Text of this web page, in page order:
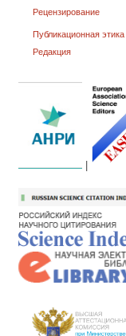
Рецензирование
Публикационная этика
Редакция